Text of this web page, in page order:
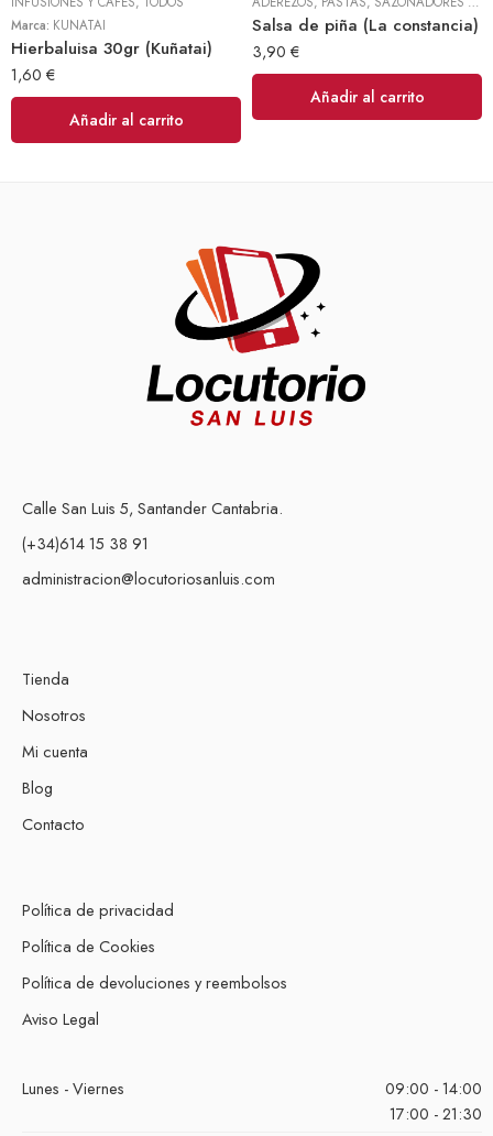
Marca: KUÑATAI
Hierbaluisa 30gr (Kuñatai)
1,60 €
Añadir al carrito
Salsa de piña (La constancia)
3,90 €
Añadir al carrito
Calle San Luis 5, Santander Cantabria.
(+34)614 15 38 91
administracion@locutoriosanluis.com
Tienda
Nosotros
Mi cuenta
Blog
Contacto
Política de privacidad
Política de Cookies
Política de devoluciones y reembolsos
Aviso Legal
Lunes - Viernes
09:00 - 14:00
17:00 - 21:30